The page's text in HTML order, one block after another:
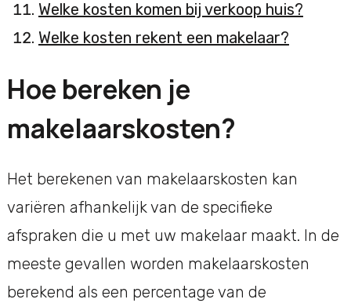
Welke kosten komen bij verkoop huis?
Welke kosten rekent een makelaar?
Hoe bereken je
makelaarskosten?
Het berekenen van makelaarskosten kan
variëren afhankelijk van de specifieke
afspraken die u met uw makelaar maakt. In de
meeste gevallen worden makelaarskosten
berekend als een percentage van de